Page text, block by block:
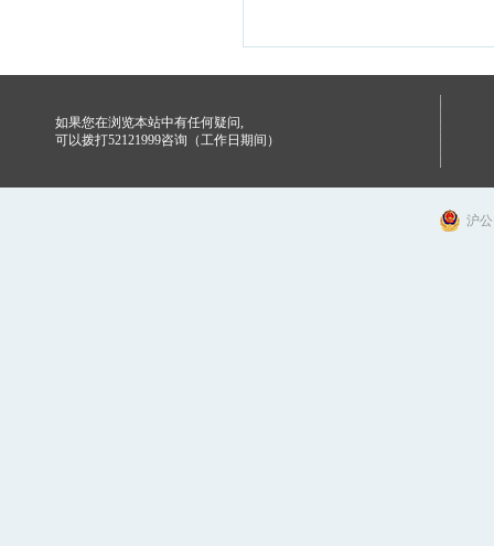
如果您在浏览本站中有任何疑问,
可以拨打52121999咨询（工作日期间）
沪公